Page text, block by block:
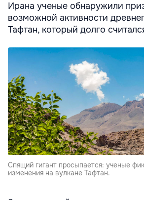
Ирана ученые обнаружили
возможной активности
Тафтан, который долго
Спящий гигант просыпается: ученые
изменения на вулкане Тафтан.